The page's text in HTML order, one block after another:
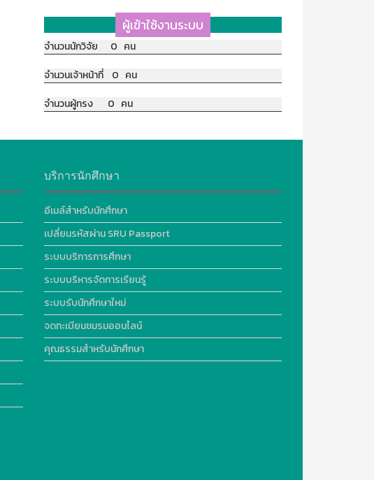
ผู้เข้าใช้งานระบบ
จำนวนนักวิจัย 0 คน
จำนวนเจ้าหน้าที่ 0 คน
จำนวนผู้ทรง 0 คน
บริการนักศึกษา
อีเมล์สำหรับนักศึกษา
เปลี่ยนรหัสผ่าน SRU Passport
ระบบบริการการศึกษา
ระบบบริหารจัดการเรียนรู้
ระบบรับนักศึกษาใหม่
จดทะเบียนชมรมออนไลน์
คุณธรรมสำหรับนักศึกษา